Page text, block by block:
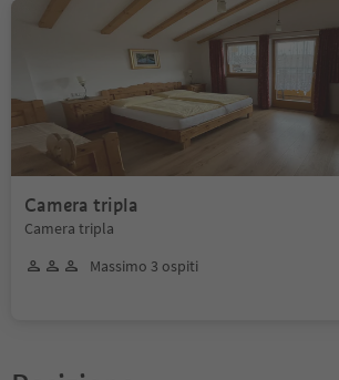
Camera tripla
Camera tripla
Massimo 3 ospiti